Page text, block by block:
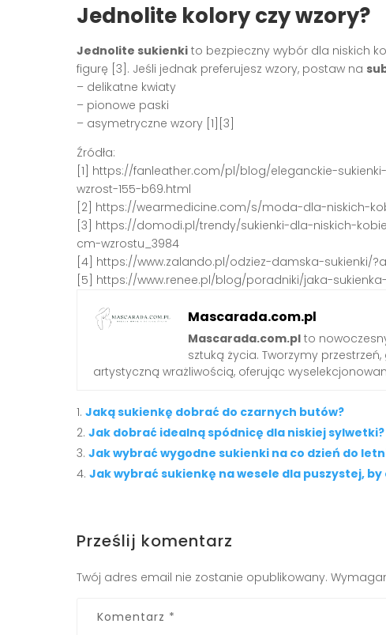
Jednolite kolory czy wzory?
Jednolite sukienki to bezpieczny wybór dla niskich
figurę [3]. Jeśli jednak preferujesz wzory, postaw na
– delikatne kwiaty
– pionowe paski
– asymetryczne wzory [1][3]
Źródła:
[1] https://fanleather.com/pl/blog/eleganckie-
wzrost-155-b69.html
[2] https://wearmedicine.com/s/moda-dla-niskich-
[3] https://domodi.pl/trendy/sukienki-dla-niskich-
cm-wzrostu_3984
[4] https://www.zalando.pl/odziez-damska-sukienki/
[5] https://www.renee.pl/blog/poradniki/jaka-
Mascarada.com.pl
Mascarada.com.pl to
sztuką życia. Tworzymy
artystyczną wrażliwością, oferując
Jaką sukienkę dobrać do czarnych butów?
Jak dobrać idealną spódnicę dla niskiej sylwetki?
Jak wybrać wygodne sukienki na co dzień do
Jak wybrać sukienkę na wesele dla puszystej, by
Prześlij komentarz
Twój adres email nie zostanie opublikowany.